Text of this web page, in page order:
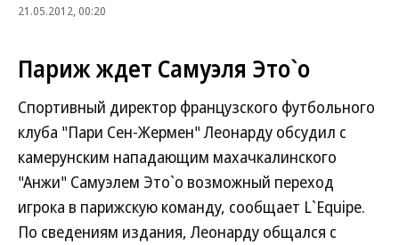
21.05.2012, 00:20
Париж ждет Самуэля Это`о
Спортивный директор французского футбольного
клуба "Пари Сен-Жермен" Леонарду обсудил с
камерунским нападающим махачкалинского
"Анжи" Самуэлем Это`о возможный переход
игрока в парижскую команду, сообщает L`Equipe.
По сведениям издания, Леонарду общался с